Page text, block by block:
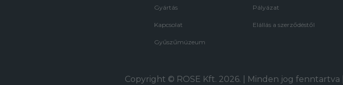
Gyártás
Kapcsolat
Gyűszűmúzeum
Pályázat
Elállás a szerződéstől
Copyright © ROSE Kft. 2026. | Minden jog fenntartva |